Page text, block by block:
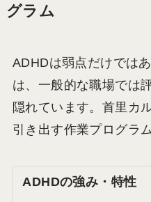
グラム
ADHDは弱点だけでは
は、一般的な職場では
隠れています。首里カ
引き出す作業プログラ
ADHDの強み・特性